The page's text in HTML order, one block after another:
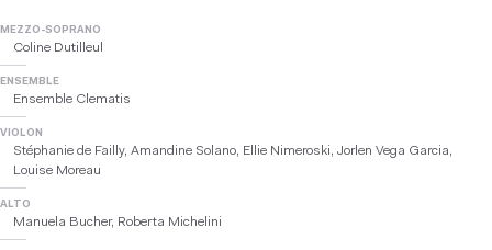
MEZZO-SOPRANO
Coline Dutilleul
ENSEMBLE
Ensemble Clematis
VIOLON
Stéphanie de Failly, Amandine Solano, Ellie Nimeroski, Jorlen Vega Garcia,
Louise Moreau
ALTO
Manuela Bucher, Roberta Michelini